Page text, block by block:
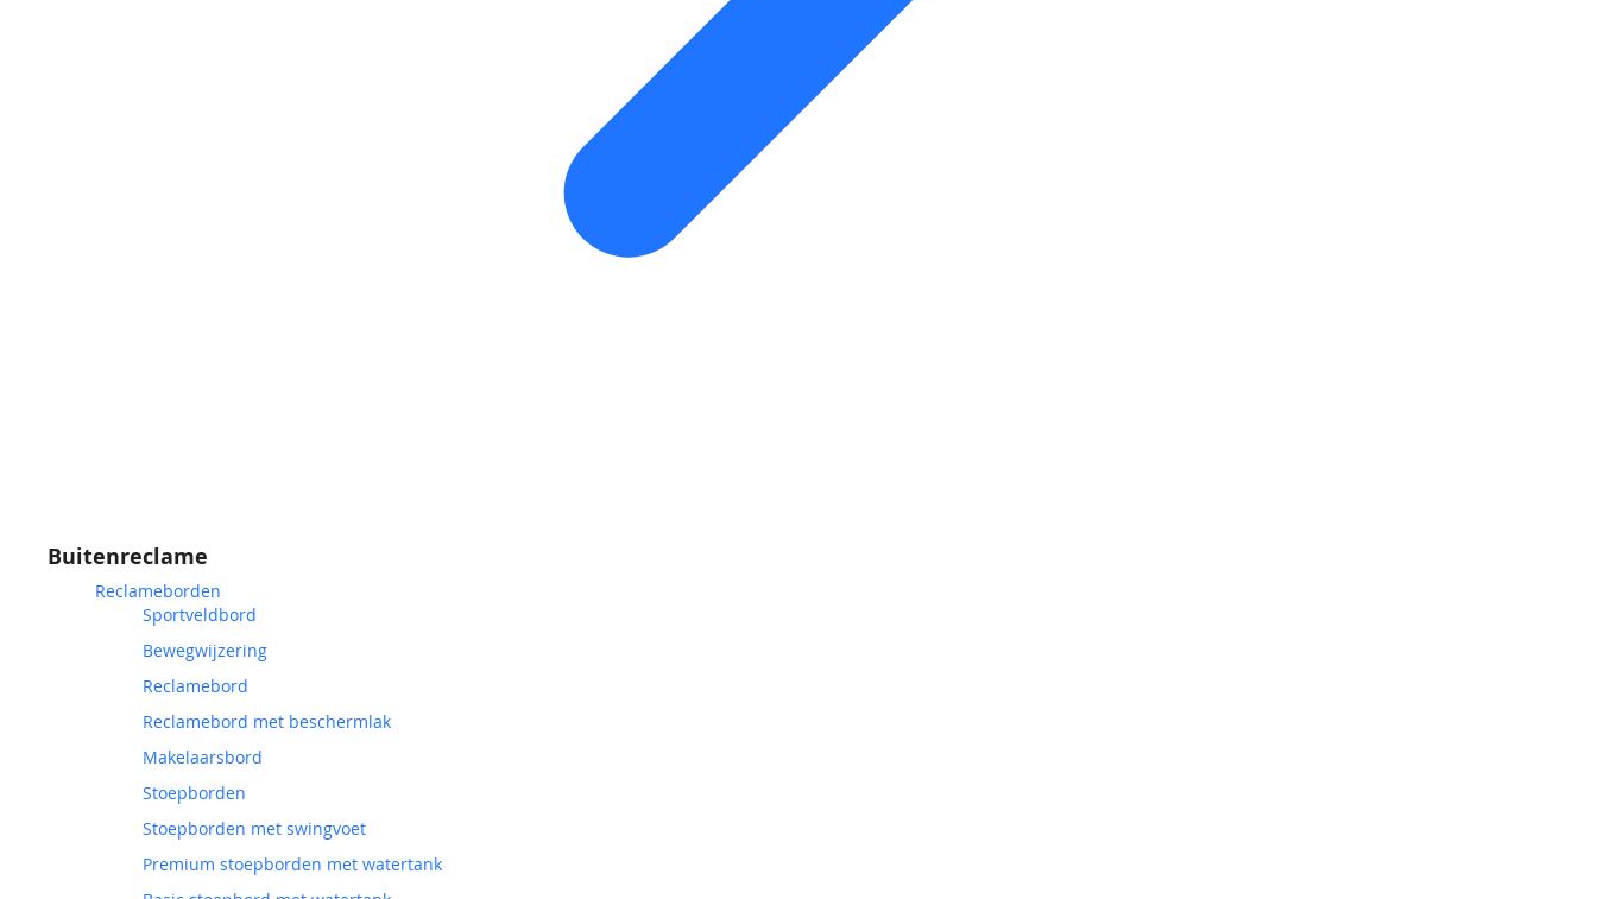
Buitenreclame
Reclameborden
Sportveldbord
Bewegwijzering
Reclamebord
Reclamebord met beschermlak
Makelaarsbord
Stoepborden
Stoepborden met swingvoet
Premium stoepborden met watertank